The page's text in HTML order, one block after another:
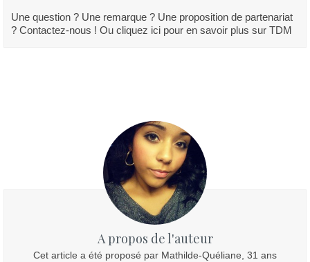
Une question ? Une remarque ? Une proposition de partenariat
? Contactez-nous ! Ou cliquez ici pour en savoir plus sur TDM
A propos de l'auteur
Cet article a été proposé par Mathilde-Quéliane, 31 ans